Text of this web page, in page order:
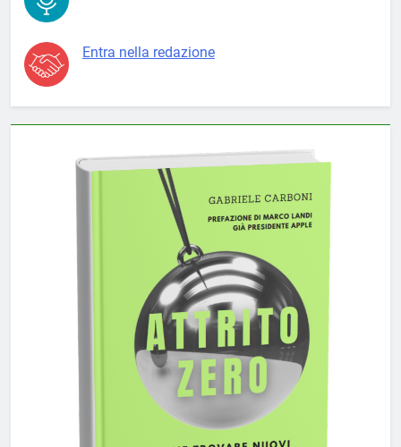
Entra nella redazione